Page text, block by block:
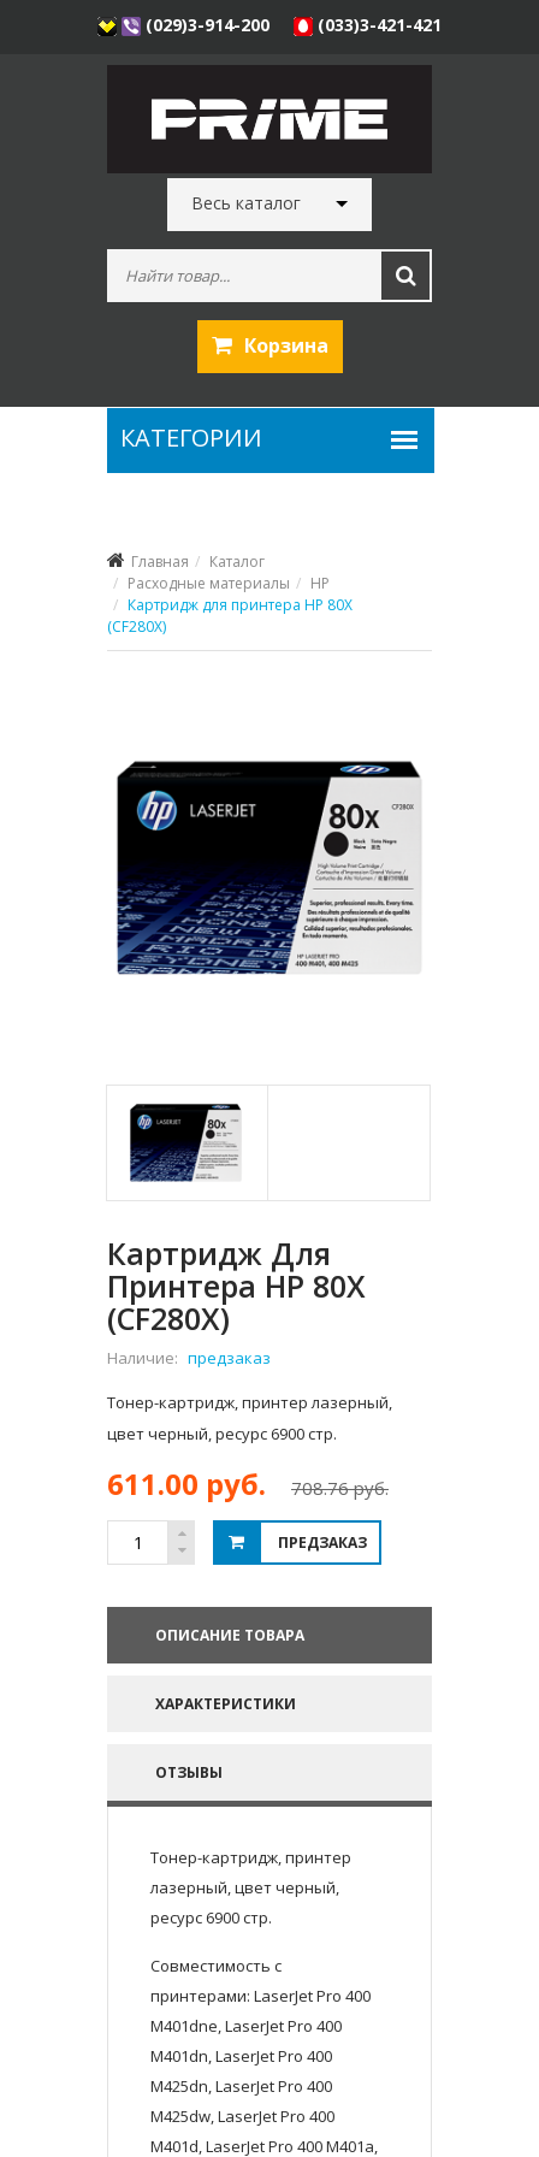
(029)3-914-200 (033)3-421-421
Весь каталог
Корзина
Главная
Каталог
Расходные материалы
HP
Картридж для принтера HP 80X
(CF280X)
Картридж Для
Принтера HP 80X
(CF280X)
Наличие: предзаказ
Тонер-картридж, принтер лазерный,
цвет черный, ресурс 6900 стр.
611.00 руб. 708.76 руб.
ПРЕДЗАКАЗ
ОПИСАНИЕ ТОВАРА
ХАРАКТЕРИСТИКИ
ОТЗЫВЫ
Тонер-картридж, принтер
лазерный, цвет черный,
ресурс 6900 стр.
Совместимость с
принтерами: LaserJet Pro 400
M401dne, LaserJet Pro 400
M401dn, LaserJet Pro 400
M425dn, LaserJet Pro 400
M425dw, LaserJet Pro 400
M401d, LaserJet Pro 400 M401a,